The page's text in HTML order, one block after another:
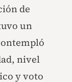
de
un
nivel
y voto